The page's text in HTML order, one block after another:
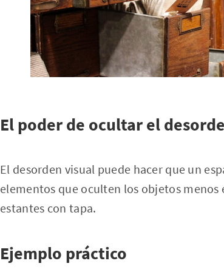
El poder de ocultar el
El desorden visual puede hacer que un
elementos que oculten los objetos
estantes con tapa.
Ejemplo práctico